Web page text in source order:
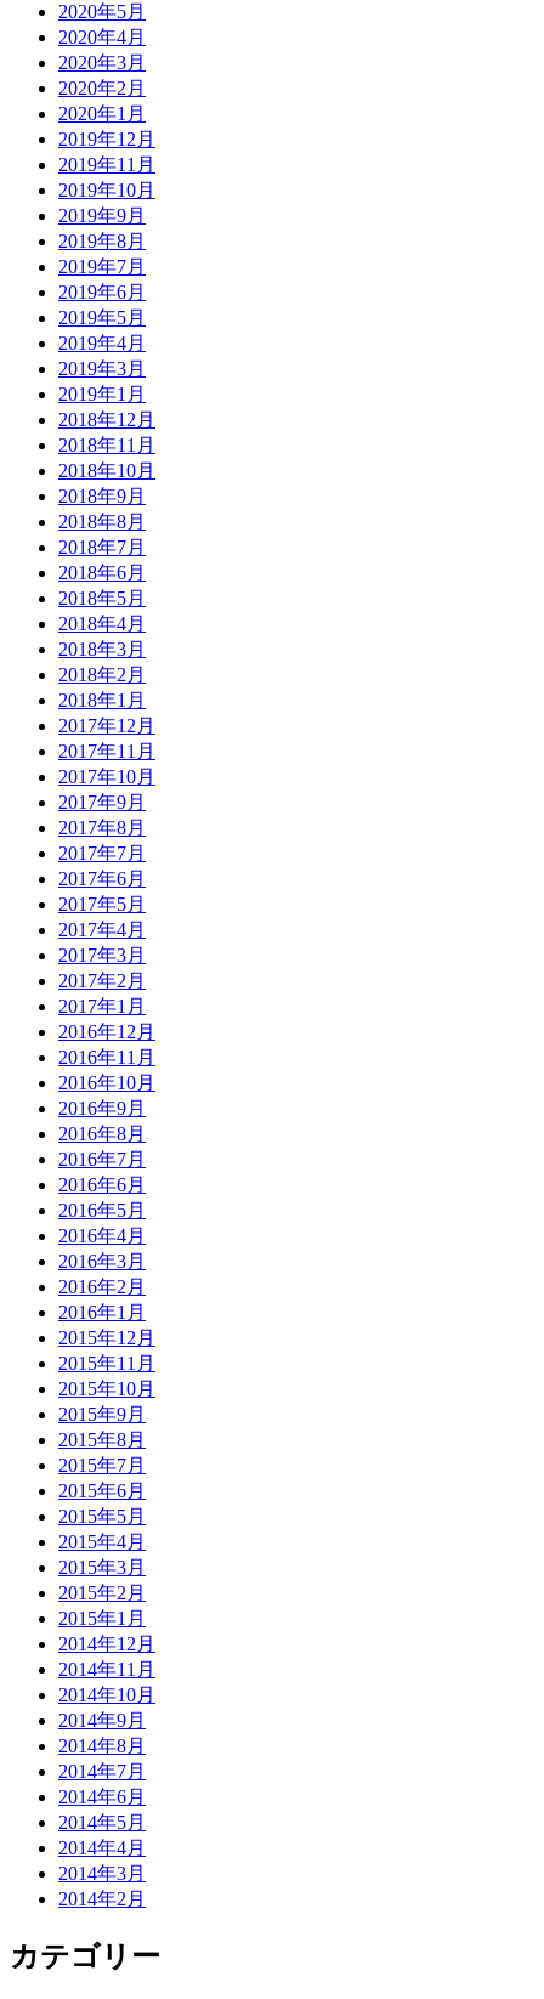
2020年5月
2020年4月
2020年3月
2020年2月
2020年1月
2019年12月
2019年11月
2019年10月
2019年9月
2019年8月
2019年7月
2019年6月
2019年5月
2019年4月
2019年3月
2019年1月
2018年12月
2018年11月
2018年10月
2018年9月
2018年8月
2018年7月
2018年6月
2018年5月
2018年4月
2018年3月
2018年2月
2018年1月
2017年12月
2017年11月
2017年10月
2017年9月
2017年8月
2017年7月
2017年6月
2017年5月
2017年4月
2017年3月
2017年2月
2017年1月
2016年12月
2016年11月
2016年10月
2016年9月
2016年8月
2016年7月
2016年6月
2016年5月
2016年4月
2016年3月
2016年2月
2016年1月
2015年12月
2015年11月
2015年10月
2015年9月
2015年8月
2015年7月
2015年6月
2015年5月
2015年4月
2015年3月
2015年2月
2015年1月
2014年12月
2014年11月
2014年10月
2014年9月
2014年8月
2014年7月
2014年6月
2014年5月
2014年4月
2014年3月
2014年2月
カテゴリー